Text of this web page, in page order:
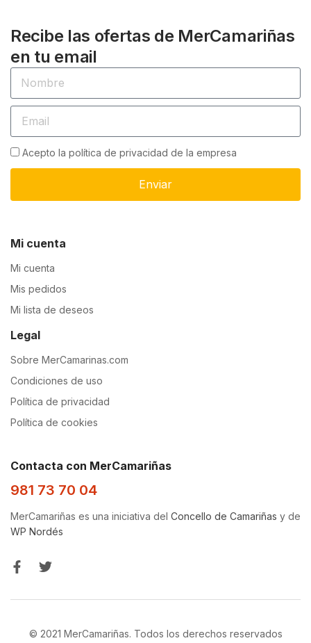
Recibe las ofertas de MerCamariñas
en tu email
Acepto la política de privacidad de la empresa
Enviar
Mi cuenta
Mi cuenta
Mis pedidos
Mi lista de deseos
Legal
Sobre MerCamarinas.com
Condiciones de uso
Política de privacidad
Política de cookies
Contacta con MerCamariñas
981 73 70 04
MerCamariñas es una iniciativa del Concello de Camariñas y de
WP Nordés
© 2021 MerCamariñas. Todos los derechos reservados